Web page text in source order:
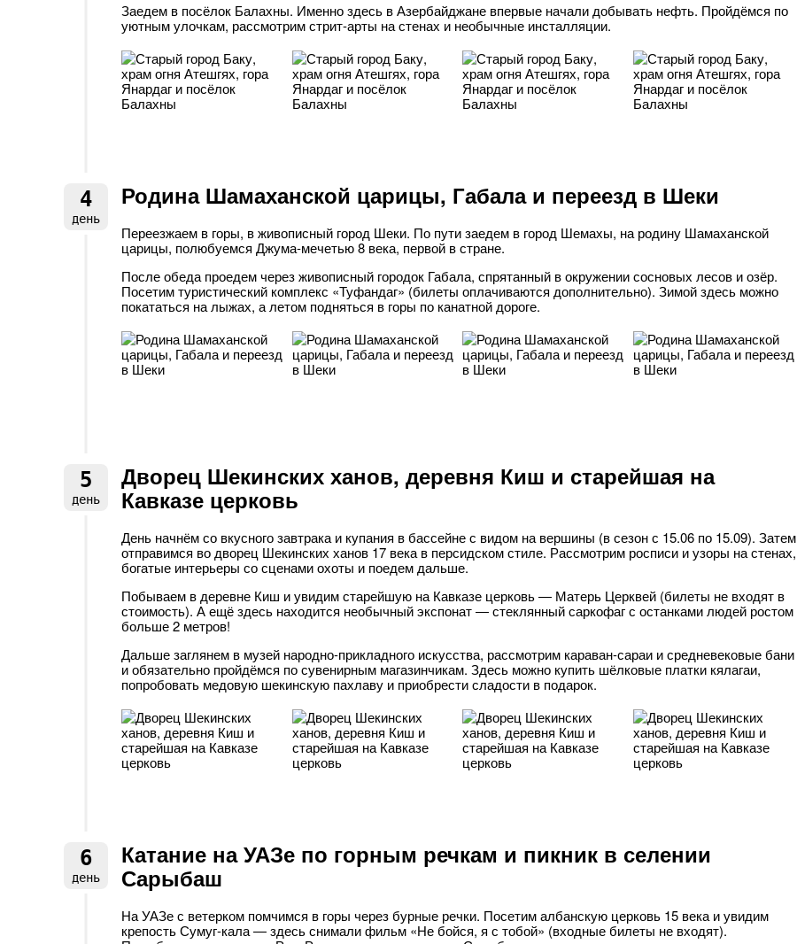
Заедем в посёлок Балахны. Именно здесь в Азербайджане впервые начали добывать нефть. Пройдёмся по
уютным улочкам, рассмотрим стрит-арты на стенах и необычные инсталляции.
4
день
Родина Шамаханской царицы, Габала и переезд в Шеки
Переезжаем в горы, в живописный город Шеки. По пути заедем в город Шемахы, на родину Шамаханской
царицы, полюбуемся Джума-мечетью 8 века, первой в стране.
После обеда проедем через живописный городок Габала, спрятанный в окружении сосновых лесов и озёр.
Посетим туристический комплекс «Туфандаг» (билеты оплачиваются дополнительно). Зимой здесь можно
покататься на лыжах, а летом подняться в горы по канатной дороге.
5
день
Дворец Шекинских ханов, деревня Киш и старейшая на
Кавказе церковь
День начнём со вкусного завтрака и купания в бассейне с видом на вершины (в сезон с 15.06 по 15.09). Затем
отправимся во дворец Шекинских ханов 17 века в персидском стиле. Рассмотрим росписи и узоры на стенах,
богатые интерьеры со сценами охоты и поедем дальше.
Побываем в деревне Киш и увидим старейшую на Кавказе церковь — Матерь Церквей (билеты не входят в
стоимость). А ещё здесь находится необычный экспонат — стеклянный саркофаг с останками людей ростом
больше 2 метров!
Дальше заглянем в музей народно-прикладного искусства, рассмотрим караван-сараи и средневековые бани
и обязательно пройдёмся по сувенирным магазинчикам. Здесь можно купить шёлковые платки кялагаи,
попробовать медовую шекинскую пахлаву и приобрести сладости в подарок.
6
день
Катание на УАЗе по горным речкам и пикник в селении
Сарыбаш
На УАЗе с ветерком помчимся в горы через бурные речки. Посетим албанскую церковь 15 века и увидим
крепость Сумуг-кала — здесь снимали фильм «Не бойся, я с тобой» (входные билеты не входят).